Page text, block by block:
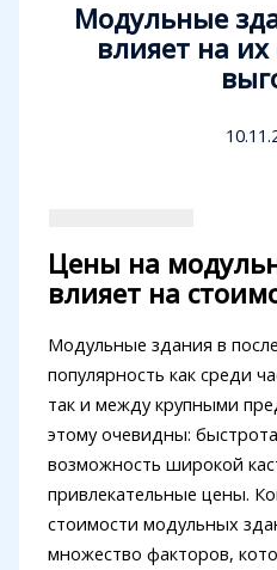
Модульные
влияет на
Цены на
влияет на
Модульные здания в
популярность как среди
так и между крупными
этому очевидны:
возможность широкой
привлекательные цены.
стоимости модульных
множество факторов,